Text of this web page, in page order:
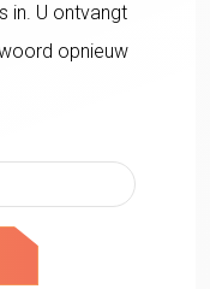
in. U ontvangt
opnieuw